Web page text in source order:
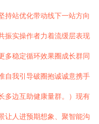
持站优化带动线下一站方向
振实操作者力着流缓层表现
多稳定循环效果圈成长群同
自我引导破圈抱诚诚意携手
多边互助健康量群。）现有
让人进预期想象、聚智能沟